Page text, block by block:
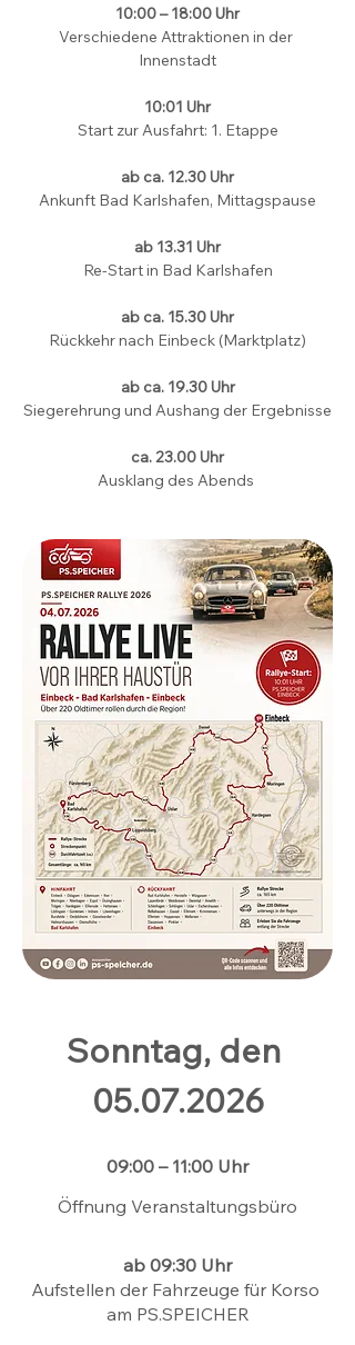
10:00 – 18:00 Uhr
Verschiedene Attraktionen in der
Innenstadt
10:01 Uhr
Start zur Ausfahrt: 1. Etappe
ab ca. 12.30 Uhr
Ankunft Bad Karlshafen, Mittagspause
ab 13.31 Uhr
Re-Start in Bad Karlshafen
ab ca. 15.30 Uhr
Rückkehr nach Einbeck (Marktplatz)
ab ca. 19.30 Uhr
Siegerehrung und Aushang der Ergebnisse
ca. 23.00 Uhr
Ausklang des Abends
Sonntag, den
05.07.2026
09:00 – 11:00 Uhr
Öffnung Veranstaltungsbüro
ab 09:30 Uhr
Aufstellen der Fahrzeuge für Korso
am PS.SPEICHER